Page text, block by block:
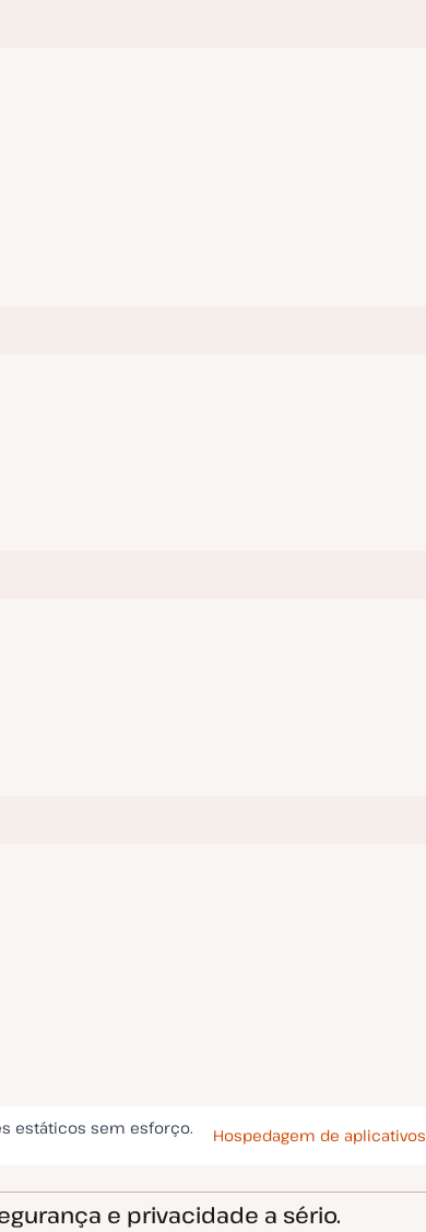
estáticos sem esforço. Hospedagem de aplicativos
e privacidade a sério.